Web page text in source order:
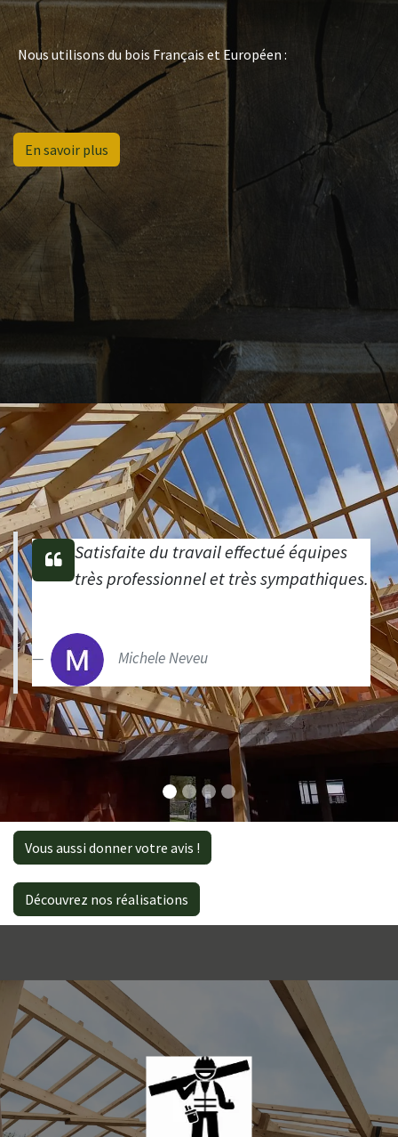
​Nous utilisons du bois Français et Européen :
En​​​​ sa​​​​voir plus
Satisfaite du travail effectué équipes
très professionnel et très sympathiques.
Michele Neveu
Vous aussi donner votre avis !
Découvrez nos réalisations